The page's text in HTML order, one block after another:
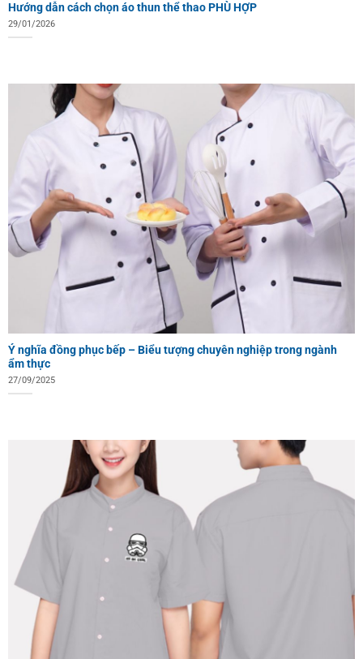
Hướng dẫn cách chọn áo thun thể thao PHÙ HỢP
29/01/2026
Ý nghĩa đồng phục bếp – Biểu tượng chuyên nghiệp trong ngành
ẩm thực
27/09/2025